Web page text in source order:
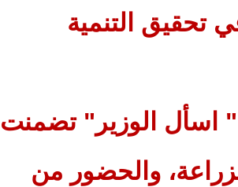
تحقيق التنمية
اسأل الوزير" تضمنت
والحضور من